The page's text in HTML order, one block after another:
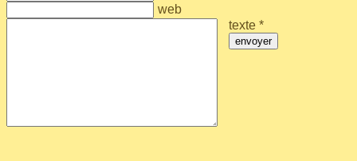
web
texte *
envoyer